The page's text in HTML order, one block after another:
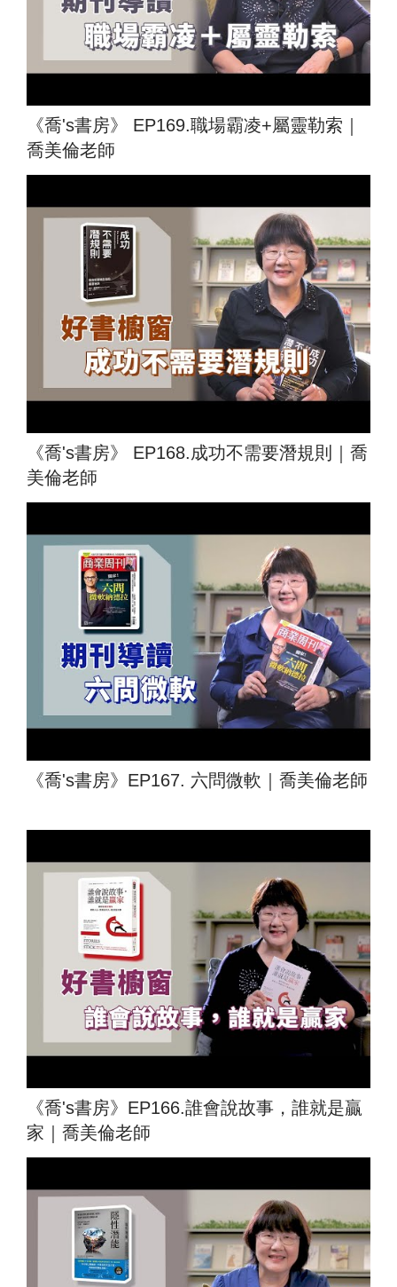
《喬's書房》 EP169.職場霸凌+屬靈勒索｜
喬美倫老師
《喬's書房》 EP168.成功不需要潛規則｜喬
美倫老師
《喬's書房》EP167. 六問微軟｜喬美倫老師
《喬's書房》EP166.誰會說故事，誰就是贏
家｜喬美倫老師